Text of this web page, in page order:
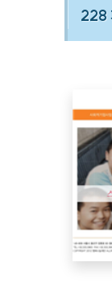
228